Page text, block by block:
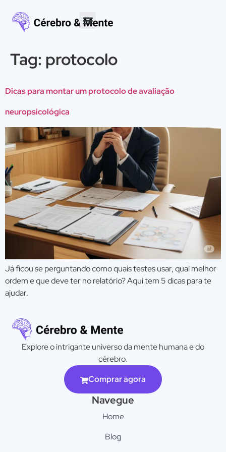
Tag: protocolo
Dicas para montar um protocolo de avaliação
neuropsicológica
Já ficou se perguntando como quais testes usar, qual melhor
ordem e que deve ter no relatório? Aqui tem 5 dicas para te
ajudar.
Explore o intrigante universo da mente humana e do
cérebro.
Comprar agora
Navegue
Home
Blog